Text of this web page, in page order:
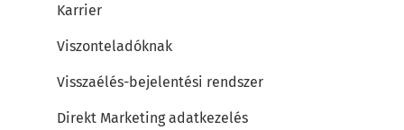
Karrier
Viszonteladóknak
Visszaélés-bejelentési rendszer
Direkt Marketing adatkezelés